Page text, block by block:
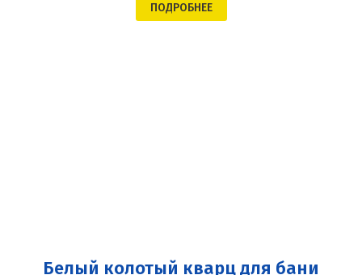
ПОДРОБНЕЕ
Белый колотый кварц для бани